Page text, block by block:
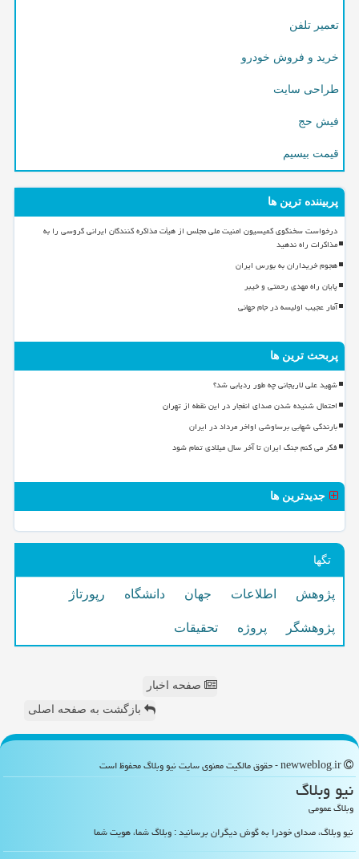
تعمیر تلفن
خرید و فروش خودرو
طراحی سایت
فیش حج
قیمت بیسیم
پربیننده ترین ها
درخواست سخنگوی کمیسیون امنیت ملی مجلس از هیأت مذاکره کنندگان ایرانی گروسی را به
مذاکرات راه ندهید
هجوم خریداران به بورس ایران
پایان راه مهدی رحمتی و خیبر
آمار عجیب اولیسه در جام جهانی
پربحث ترین ها
شهید علی لاریجانی چه طور ردیابی شد؟
احتمال شنیده شدن صدای انفجار در این نقطه از تهران
بارندگی شهابی برساوشی اواخر مرداد در ایران
فکر می کنم جنگ ایران تا آخر سال میلادی تمام شود
جدیدترین ها
تگها
پژوهش اطلاعات جهان دانشگاه رپورتاژ
پژوهشگر پروژه تحقیقات
صفحه اخبار
بازگشت به صفحه اصلی
نیو وبلاگ
وبلاگ عمومی
نیو وبلاگ، صدای خودرا به گوش دیگران برسانید : وبلاگ شما، هویت شما